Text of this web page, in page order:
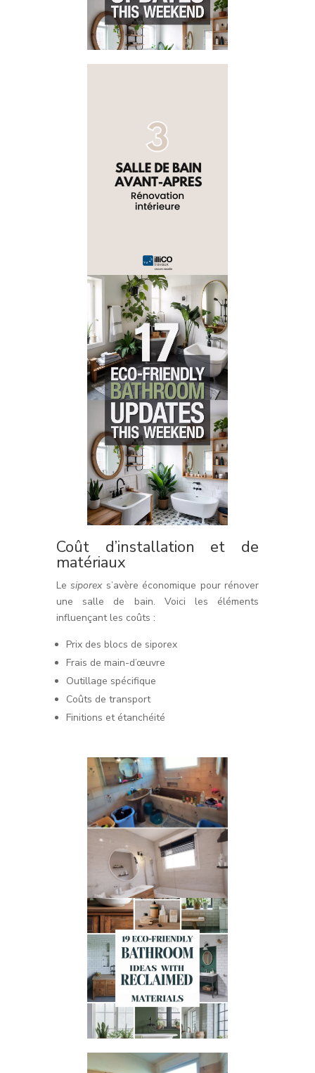
Coût d’installation et de
matériaux
Lesiporexs’avère économique pour rénover
une salle de bain. Voici les éléments
influençant les coûts :
Prix des blocs de siporex
Frais de main-d’œuvre
Outillage spécifique
Coûts de transport
Finitions et étanchéité